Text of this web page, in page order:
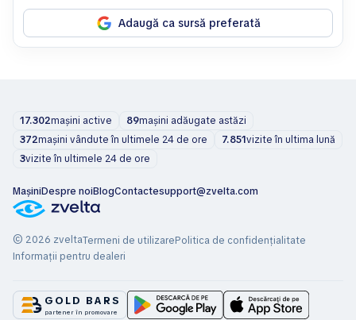
Adaugă ca sursă preferată
17.302mașini active 89mașini adăugate astăzi
372mașini vândute în ultimele 24 de ore 7.851vizite în ultima lună
3vizite în ultimele 24 de ore
MașiniDespre noiBlogContactesupport@zvelta.com
© 2026 zveltaTermeni de utilizarePolitica de confidențialitate
Informații pentru dealeri
GOLD BARS
partener în promovare